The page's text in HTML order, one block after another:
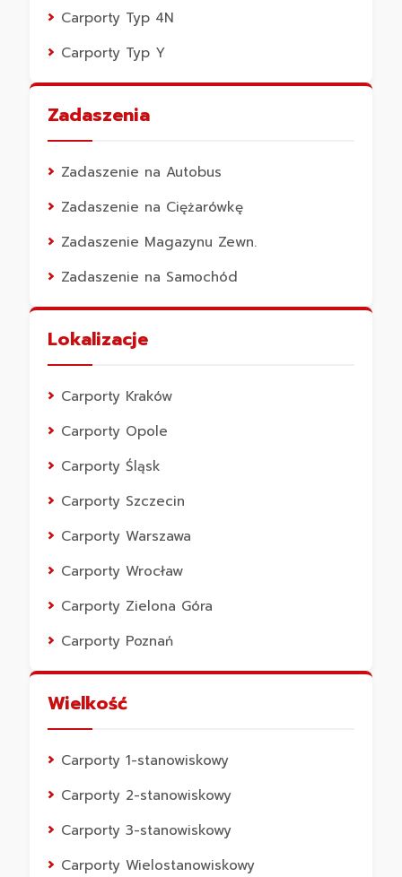
Carporty Typ 4N
Carporty Typ Y
Zadaszenia
Zadaszenie na Autobus
Zadaszenie na Ciężarówkę
Zadaszenie Magazynu Zewn.
Zadaszenie na Samochód
Lokalizacje
Carporty Kraków
Carporty Opole
Carporty Śląsk
Carporty Szczecin
Carporty Warszawa
Carporty Wrocław
Carporty Zielona Góra
Carporty Poznań
Wielkość
Carporty 1-stanowiskowy
Carporty 2-stanowiskowy
Carporty 3-stanowiskowy
Carporty Wielostanowiskowy